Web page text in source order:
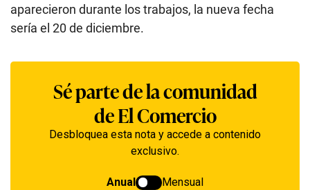
aparecieron durante los trabajos, la nueva fecha
sería el 20 de diciembre.